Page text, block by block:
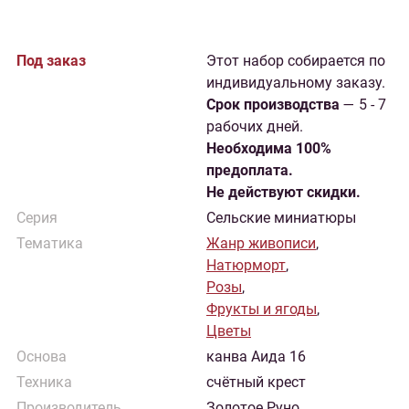
Под заказ
Этот набор собирается по
индивидуальному заказу.
Cрок производства — 5 - 7
рабочих дней.
Необходима 100%
предоплата.
Не действуют скидки.
Серия
Сельские миниатюры
Тематика
Жанр живописи,
Натюрморт,
Розы,
Фрукты и ягоды,
Цветы
Основа
канва Аида 16
Техника
счётный крест